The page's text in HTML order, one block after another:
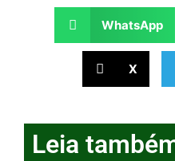
WhatsApp
X
Leia